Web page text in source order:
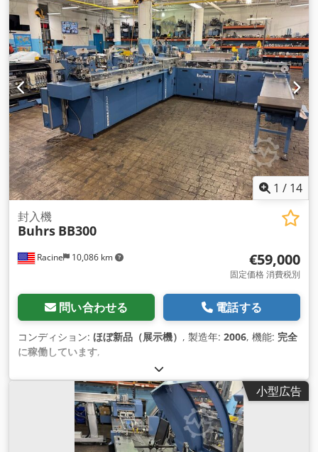
1 / 14
Racine 10,086 km
封入機
Buhrs BB300
€59,000
固定価格 消費税別
問い合わせる 電話する
コンディション: ほぼ新品（展示機） , 製造年: 2006, 機能: 完全
に稼働しています,
小型広告